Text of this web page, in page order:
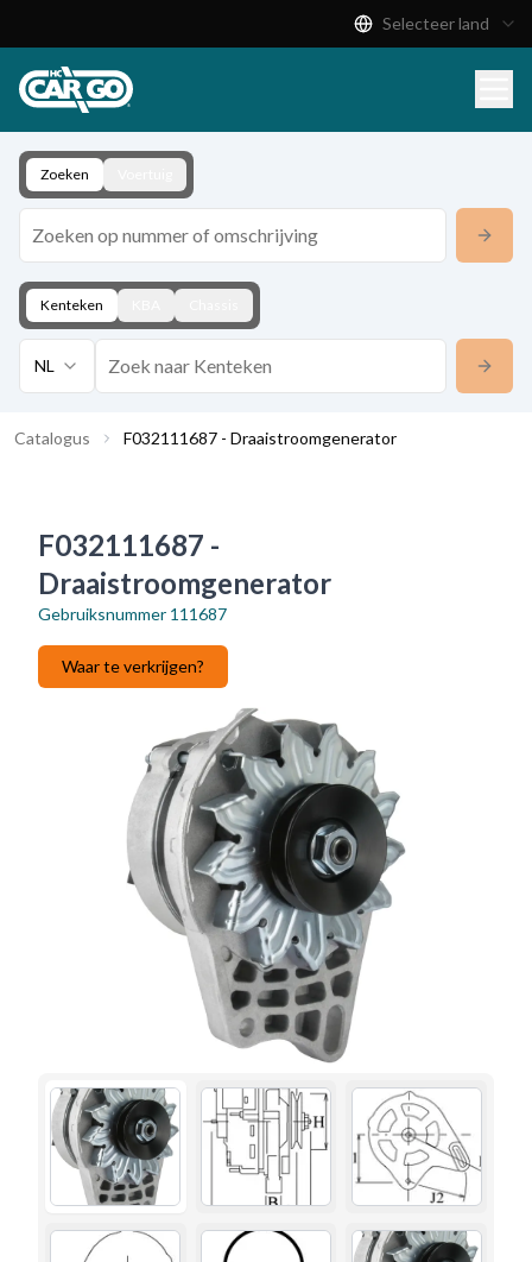
Download
Contact
Selecteer land
Zoeken
Kenteken
NL
Catalogus F032111687 - Draaistroomgenerator
F032111687 -
Draaistroomgenerator
Gebruiksnummer 111687
Waar te verkrijgen?